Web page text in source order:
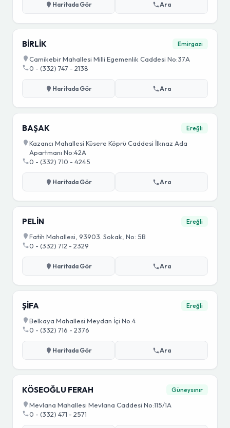
Haritada Gör Ara
BİRLİK Emirgazi
Camikebir Mahallesi Milli Egemenlik Caddesi No:37A
0 - (332) 747 - 2138
Haritada Gör Ara
BAŞAK Ereğli
Kazancı Mahallesi Küsere Köprü Caddesi İlknaz Ada
Apartmanı No:42A
0 - (332) 710 - 4245
Haritada Gör Ara
PELİN Ereğli
Fatih Mahallesi, 93903. Sokak, No: 5B
0 - (332) 712 - 2329
Haritada Gör Ara
ŞİFA Ereğli
Belkaya Mahallesi Meydan İçi No:4
0 - (332) 716 - 2376
Haritada Gör Ara
KÖSEOĞLU FERAH Güneysınır
Mevlana Mahallesi Mevlana Caddesi No:115/1A
0 - (332) 471 - 2571